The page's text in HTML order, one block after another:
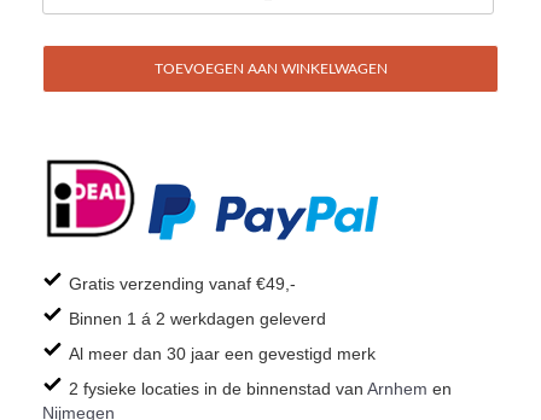
TOEVOEGEN AAN WINKELWAGEN
Gratis verzending vanaf €49,-
Binnen 1 á 2 werkdagen geleverd
Al meer dan 30 jaar een gevestigd merk
2 fysieke locaties in de binnenstad van Arnhem en
Nijmegen